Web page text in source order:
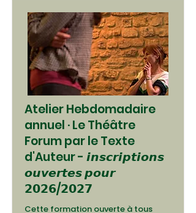
Atelier Hebdomadaire
annuel · Le Théâtre
Forum par le Texte
d'Auteur - 𝙞𝙣𝙨𝙘𝙧𝙞𝙥𝙩𝙞𝙤𝙣𝙨
𝙤𝙪𝙫𝙚𝙧𝙩𝙚𝙨 𝙥𝙤𝙪𝙧
𝟮𝟬𝟮𝟲/𝟮𝟬𝟮𝟳
Cette formation ouverte à tous